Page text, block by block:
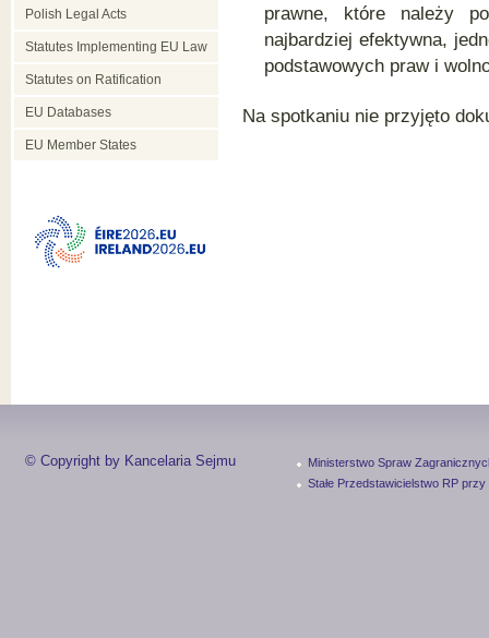
Polish Legal Acts
Statutes Implementing EU Law
Statutes on Ratification
EU Databases
EU Member States
prawne, które należy
najbardziej efektywna,
podstawowych praw i
Na spotkaniu nie przyjęto
© Copyright by Kancelaria Sejmu
Ministerstwo Spraw
Stałe Przedstawicielstwo RP przy